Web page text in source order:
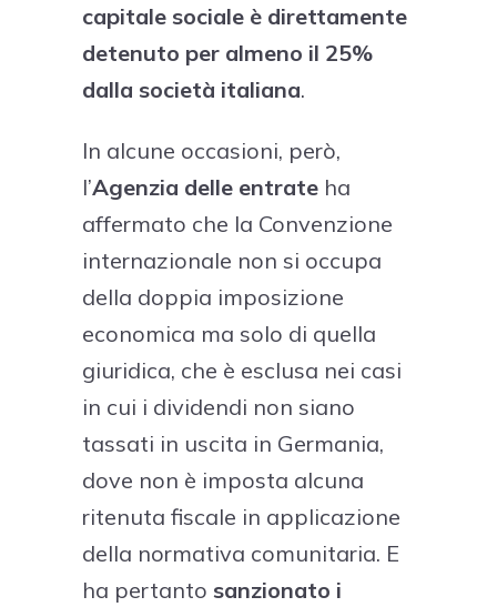
capitale sociale è direttamente
detenuto per almeno il 25%
dalla società italiana.
In alcune occasioni, però,
l’Agenzia delle entrate ha
affermato che la Convenzione
internazionale non si occupa
della doppia imposizione
economica ma solo di quella
giuridica, che è esclusa nei casi
in cui i dividendi non siano
tassati in uscita in Germania,
dove non è imposta alcuna
ritenuta fiscale in applicazione
della normativa comunitaria. E
ha pertanto sanzionato i